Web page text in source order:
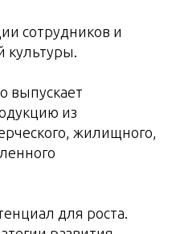
сотрудников и
культуры.
выпускает
из
жилищного,
для роста.